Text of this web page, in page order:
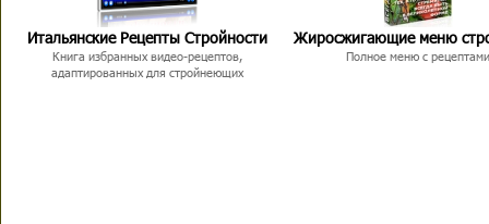
Итальянские Рецепты Стройности
Книга избранных видео-рецептов,
адаптированных для стройнеющих
Жиросжигающие меню
Полное меню с рецептами